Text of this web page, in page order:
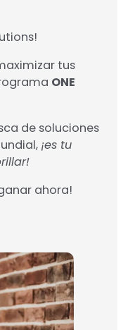
tus
ONE
de soluciones
¡es tu
ahora!